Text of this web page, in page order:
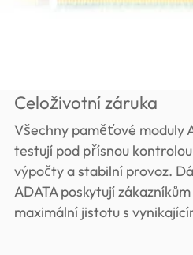
Celoživotní záruka
Všechny paměťové moduly
testují pod přísnou
výpočty a stabilní provoz.
ADATA poskytují
maximální jistotu s